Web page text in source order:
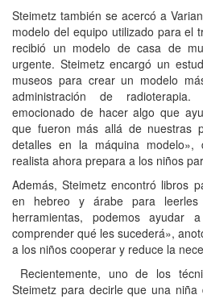
Steimetz también se acercó a
modelo del equipo utilizado para el
recibió un modelo de casa de
urgente. Steimetz encargó un
museos para crear un modelo
administración de
emocionado de hacer algo que
que fueron más allá de nuestras
detalles en la máquina modelo»,
realista ahora prepara a los niños
Además, Steimetz encontró libros
en hebreo y árabe para
herramientas, podemos
comprender qué les sucederá»,
a los niños cooperar y reduce la
Recientemente, uno de los
Steimetz para decirle que una